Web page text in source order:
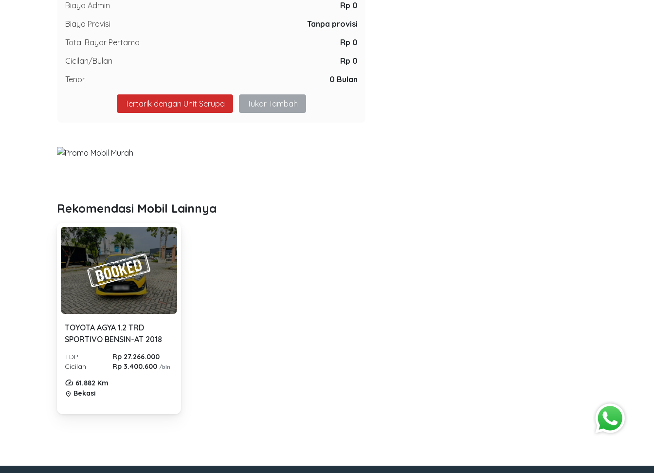
Biaya Admin
Rp 0
Biaya Provisi
Tanpa provisi
Total Bayar Pertama
Rp 0
Cicilan/Bulan
Rp 0
Tenor
0 Bulan
Tertarik dengan Unit Serupa Tukar Tambah
Rekomendasi Mobil Lainnya
TOYOTA AGYA 1.2 TRD
SPORTIVO BENSIN-AT 2018
TDP
Rp 27.266.000
Cicilan
Rp 3.400.600/bln
61.882 Km
location_on Bekasi